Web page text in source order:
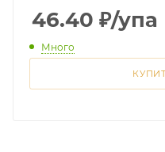
46.40 ₽/упа
Много